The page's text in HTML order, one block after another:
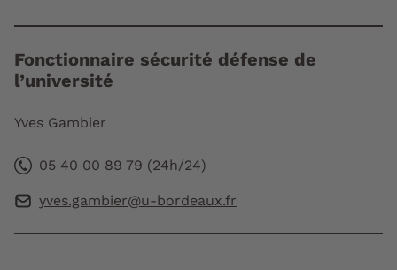
Fonctionnaire sécurité défense de
l’université
Yves Gambier
05 40 00 89 79 (24h/24)
yves.gambier@u-bordeaux.fr